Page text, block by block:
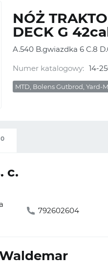
NÓŻ
DECK G
A.540 B.gwiazdka 6 C.8
Numer katalogowy: 14-
MTD, Bolens Gutbrod, Yard-
0
c.
792602604